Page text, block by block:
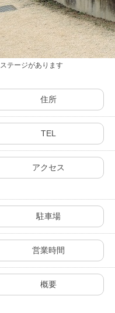
ステージがあります
住所
TEL
アクセス
駐車場
営業時間
概要